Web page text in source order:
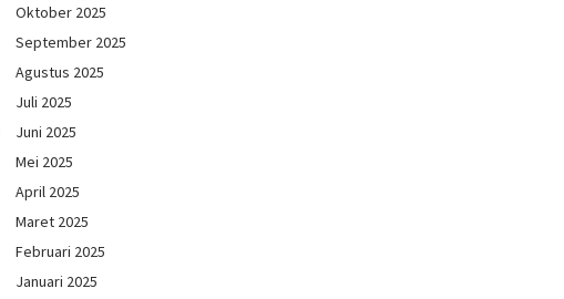
Oktober 2025
September 2025
Agustus 2025
Juli 2025
Juni 2025
Mei 2025
April 2025
Maret 2025
Februari 2025
Januari 2025